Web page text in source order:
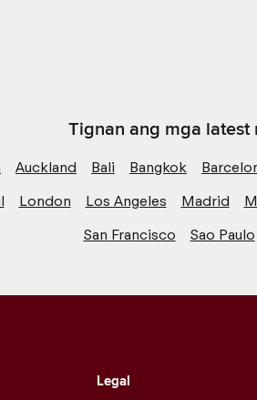
Tignan ang mga
Auckland Bali Bangkok
London Los Angeles Madrid
San Francisco
Sao Paulo
Legal